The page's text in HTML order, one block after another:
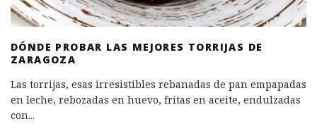
DÓNDE PROBAR LAS MEJORES TORRIJAS DE
ZARAGOZA
Las torrijas, esas irresistibles rebanadas de pan empapadas
en leche, rebozadas en huevo, fritas en aceite, endulzadas
con...